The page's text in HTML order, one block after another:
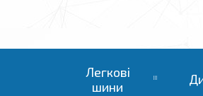
Легкові
шини